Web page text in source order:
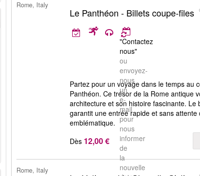
Rome, Italy
Le Panthéon - Billets coupe-files
"Contactez
nous"
ou
envoyez-
nous
un
e-
mail
pour
nous
informer
de
la
nouvelle
Partez pour un voyage dans le temps au
Panthéon. Ce trésor de la Rome antique
architecture et son histoire fascinante. Le
garantit une entrée rapide et sans
emblématique.
Dès 12,00 €
Rome, Italy